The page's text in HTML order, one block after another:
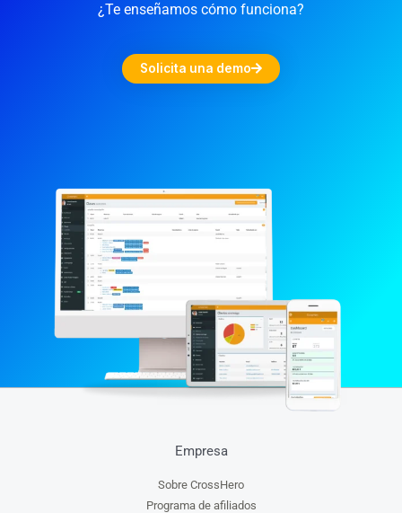
¿Te enseñamos cómo funciona?
Solicita una demo
Empresa
Sobre CrossHero
Programa de afiliados